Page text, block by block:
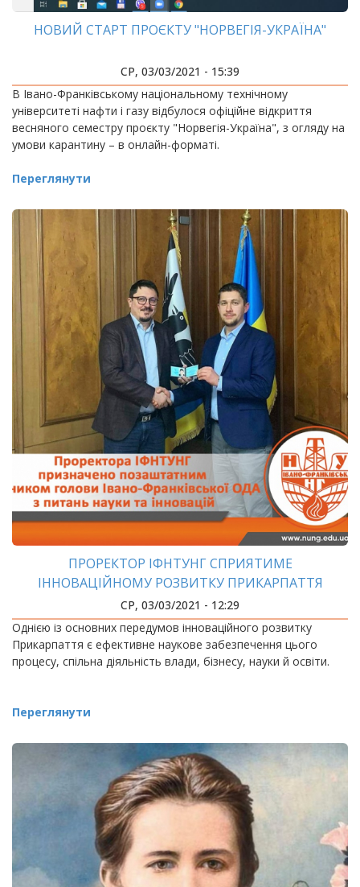
НОВИЙ СТАРТ ПРОЄКТУ "НОРВЕГІЯ-УКРАЇНА"
СР, 03/03/2021 - 15:39
В Івано-Франківському національному технічному
університеті нафти і газу відбулося офіційне відкриття
весняного семестру проєкту "Норвегія-Україна", з огляду на
умови карантину – в онлайн-форматі.
Переглянути
ПРОРЕКТОР ІФНТУНГ СПРИЯТИМЕ
ІННОВАЦІЙНОМУ РОЗВИТКУ ПРИКАРПАТТЯ
СР, 03/03/2021 - 12:29
Однією із основних передумов інноваційного розвитку
Прикарпаття є ефективне наукове забезпечення цього
процесу, спільна діяльність влади, бізнесу, науки й освіти.
Переглянути